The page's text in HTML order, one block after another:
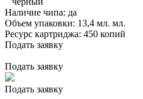
Наличие чипа: да
Объем упаковки: 13,4 мл. мл.
Ресурс картриджа: 450 копий
Подать заявку
Подать заявку
Подать заявку